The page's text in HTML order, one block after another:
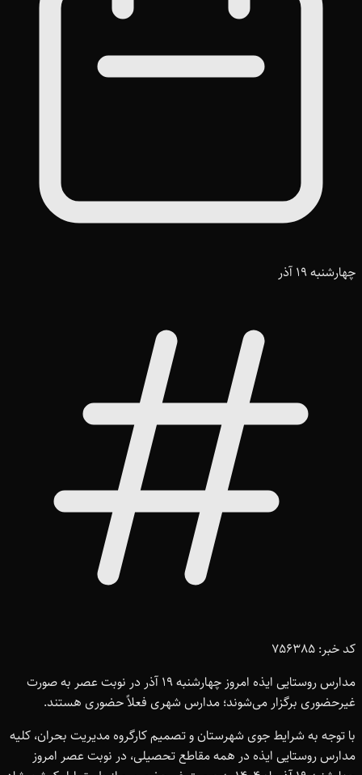
چهارشنبه 19 آذر
کد خبر: 756385
مدارس روستایی ایذه امروز چهارشنبه 19 آذر در نوبت عصر به صورت
غیرحضوری برگزار می‌شوند؛ مدارس شهری فعلاً حضوری هستند.
با توجه به شرایط جوی شهرستان و تصمیم کارگروه مدیریت بحران، کلیه
مدارس روستایی ایذه در همه مقاطع تحصیلی، در نوبت عصر امروز